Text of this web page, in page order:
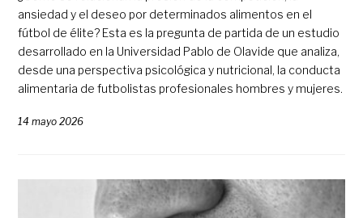
ansiedad y el deseo por determinados alimentos en el
fútbol de élite? Esta es la pregunta de partida de un estudio
desarrollado en la Universidad Pablo de Olavide que analiza,
desde una perspectiva psicológica y nutricional, la conducta
alimentaria de futbolistas profesionales hombres y mujeres.
14 mayo 2026